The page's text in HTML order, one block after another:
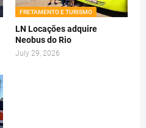
FRETAMENTO E TURISMO
LN Locações adquire
Neobus do Rio
July 29, 2026